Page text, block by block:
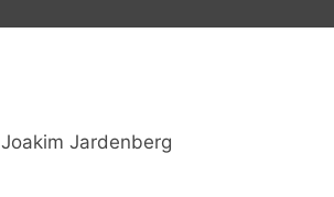
Joakim Jardenberg